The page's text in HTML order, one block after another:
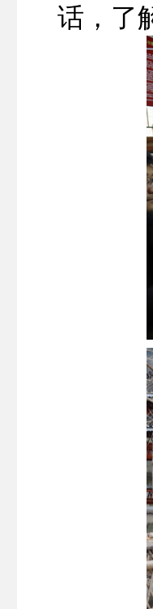
话，了